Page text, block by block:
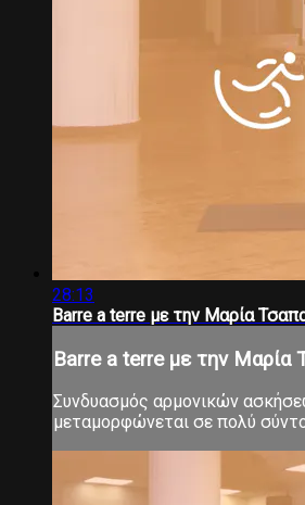
28:13
Barre a terre με την Μαρία
Barre a terre με την Μαρία
Συνδυασμός αρμονικών
μεταμορφώνεται σε πολύ